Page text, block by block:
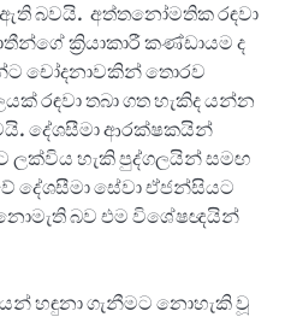
ඇති බවයි. අත්තනෝමතික රඳවා
ක්‍රියාකාරී කණ්ඩායම ද
චෝදනාවකින් තොරව
රඳවා තබා ගත හැකිද යන්න
දේශසීමා ආරක්ෂකයින්
ලක්විය හැකි පුද්ගලයින් සමඟ
දේශසීමා සේවා ඒජන්සියට
බව එම විශේෂඥයින්
හඳුනා ගැනීමට නොහැකි වූ